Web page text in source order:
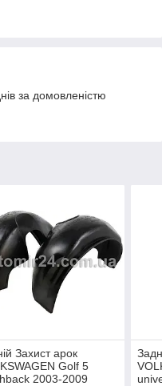
за домовленістю
Захист арок
Golf 5
2003-2009